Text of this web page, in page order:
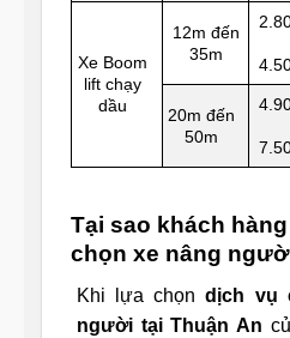
Xe Boom
lift chạy
dầu
12m đến
35m
20m đến
50m
Tại sao khách
chọn xe nâng
Khi lựa chọndịch vụ
người tại Thuận An